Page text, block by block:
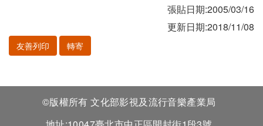
張貼日期:2005/03/16
更新日期:2018/11/08
友善列印 轉寄
©版權所有 文化部影視及流行音樂產業局